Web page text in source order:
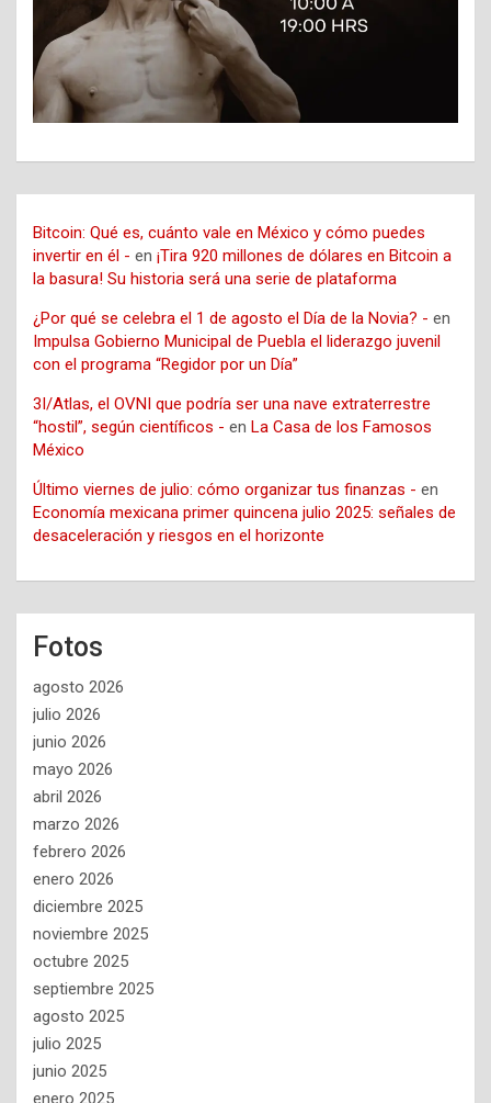
Bitcoin: Qué es, cuánto vale en México y cómo puedes
invertir en él - en ¡Tira 920 millones de dólares en Bitcoin a
la basura! Su historia será una serie de plataforma
¿Por qué se celebra el 1 de agosto el Día de la Novia? - en
Impulsa Gobierno Municipal de Puebla el liderazgo juvenil
con el programa “Regidor por un Día”
3I/Atlas, el OVNI que podría ser una nave extraterrestre
“hostil”, según científicos - en La Casa de los Famosos
México
Último viernes de julio: cómo organizar tus finanzas - en
Economía mexicana primer quincena julio 2025: señales de
desaceleración y riesgos en el horizonte
Fotos
agosto 2026
julio 2026
junio 2026
mayo 2026
abril 2026
marzo 2026
febrero 2026
enero 2026
diciembre 2025
noviembre 2025
octubre 2025
septiembre 2025
agosto 2025
julio 2025
junio 2025
enero 2025